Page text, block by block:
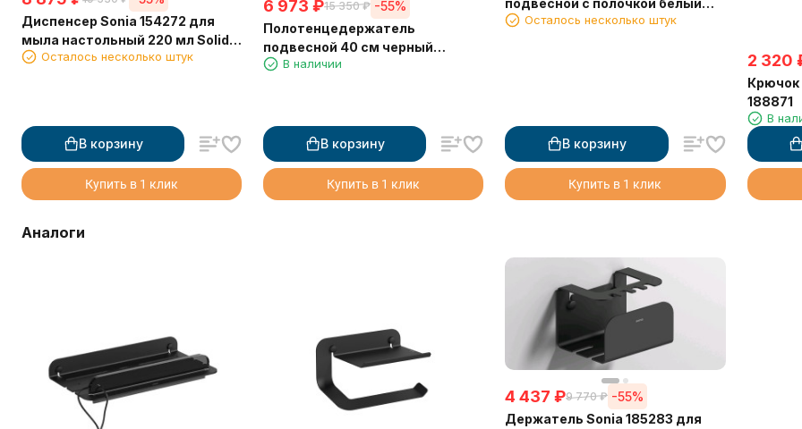
Диспенсер Sonia 154272 для
мыла настольный 220 мл Solid
Surface (Минеральный
Осталось несколько штук
В корзину
Купить в 1 клик
6 973 ₽15 350 ₽ -55%
Полотенцедержатель
подвесной 40 см черный
матовый Sonia 176915
В наличии
В корзину
Купить в 1 клик
подвесной с полочкой белый
матовый
Осталось несколько штук
В корзину
Купить в 1 клик
2 320
Крючок
188871
В
Аналоги
4 437 ₽9 770 ₽ -55%
Держатель Sonia 185283 для